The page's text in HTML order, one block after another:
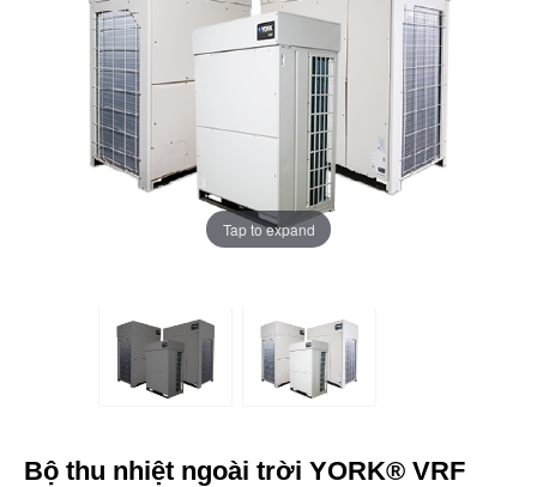
Tap to expand
Bộ thu nhiệt ngoài trời YORK® VRF